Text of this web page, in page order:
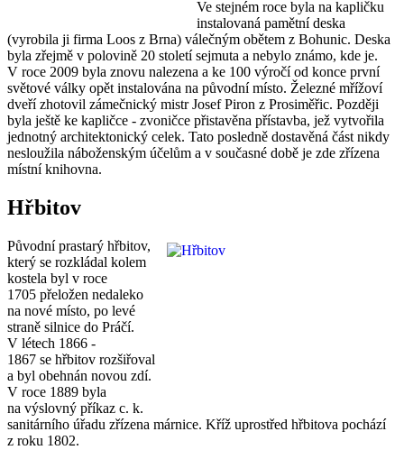
Ve stejném roce byla na kapličku
instalovaná pamětní deska
(vyrobila ji firma Loos z Brna) válečným obětem z Bohunic. Deska
byla zřejmě v polovině 20 století sejmuta a nebylo známo, kde je.
V roce 2009 byla znovu nalezena a ke 100 výročí od konce první
světové války opět instalována na původní místo. Železné mřížoví
dveří zhotovil zámečnický mistr Josef Piron z Prosiměřic. Později
byla ještě ke kapličce - zvoničce přistavěna přístavba, jež vytvořila
jednotný architektonický celek. Tato posledně dostavěná část nikdy
nesloužila náboženským účelům a v současné době je zde zřízena
místní knihovna.
Hřbitov
Původní prastarý hřbitov,
který se rozkládal kolem
kostela byl v roce
1705 přeložen nedaleko
na nové místo, po levé
straně silnice do Práčí.
V létech 1866 -
1867 se hřbitov rozšiřoval
a byl obehnán novou zdí.
V roce 1889 byla
na výslovný příkaz c. k.
sanitárního úřadu zřízena márnice. Kříž uprostřed hřbitova pochází
z roku 1802.